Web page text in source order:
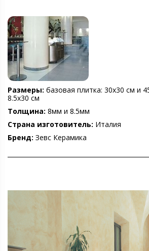
Размеры: базовая плитка: 30х30 см и
8.5х30 см
Толщина: 8мм и 8.5мм
Страна изготовитель: Италия
Бренд: Зевс Керамика